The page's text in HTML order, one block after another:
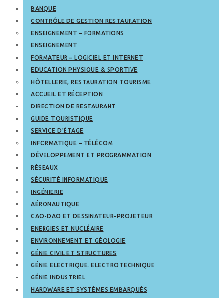
BANQUE
CONTRÔLE DE GESTION RESTAURATION
ENSEIGNEMENT – FORMATIONS
ENSEIGNEMENT
FORMATEUR – LOGICIEL ET INTERNET
EDUCATION PHYSIQUE & SPORTIVE
HÔTELLERIE, RESTAURATION TOURISME
ACCUEIL ET RÉCEPTION
DIRECTION DE RESTAURANT
GUIDE TOURISTIQUE
SERVICE D’ÉTAGE
INFORMATIQUE – TÉLÉCOM
DÉVELOPPEMENT ET PROGRAMMATION
RÉSEAUX
SÉCURITÉ INFORMATIQUE
INGÉNIERIE
AÉRONAUTIQUE
CAO-DAO ET DESSINATEUR-PROJETEUR
ENERGIES ET NUCLÉAIRE
ENVIRONNEMENT ET GÉOLOGIE
GÉNIE CIVIL ET STRUCTURES
GÉNIE ELECTRIQUE, ELECTROTECHNIQUE
GÉNIE INDUSTRIEL
HARDWARE ET SYSTÈMES EMBARQUÉS